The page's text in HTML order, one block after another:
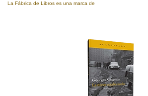
La Fábrica de Libros es una marca de